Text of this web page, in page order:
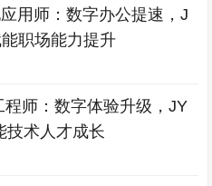
用师：数字办公提速，J
职场能力提升
程师：数字体验升级，JY
技术人才成长